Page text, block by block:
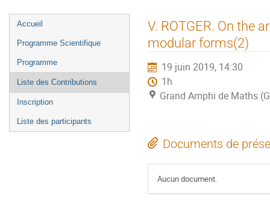
Menu
de
Accueil
Programme Scientifique
Programme
Liste des Contributions
Inscription
Liste des participants
V. ROTGER. On the
modular forms(2)
19 juin 2019, 14:30
1h
Grand Amphi de Maths
Documents de
Aucun document.